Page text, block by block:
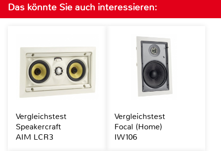
Das könnte Sie auch interessieren:
Vergleichstest
Speakercraft
AIM LCR3
Vergleichstest
Focal (Home)
IW106